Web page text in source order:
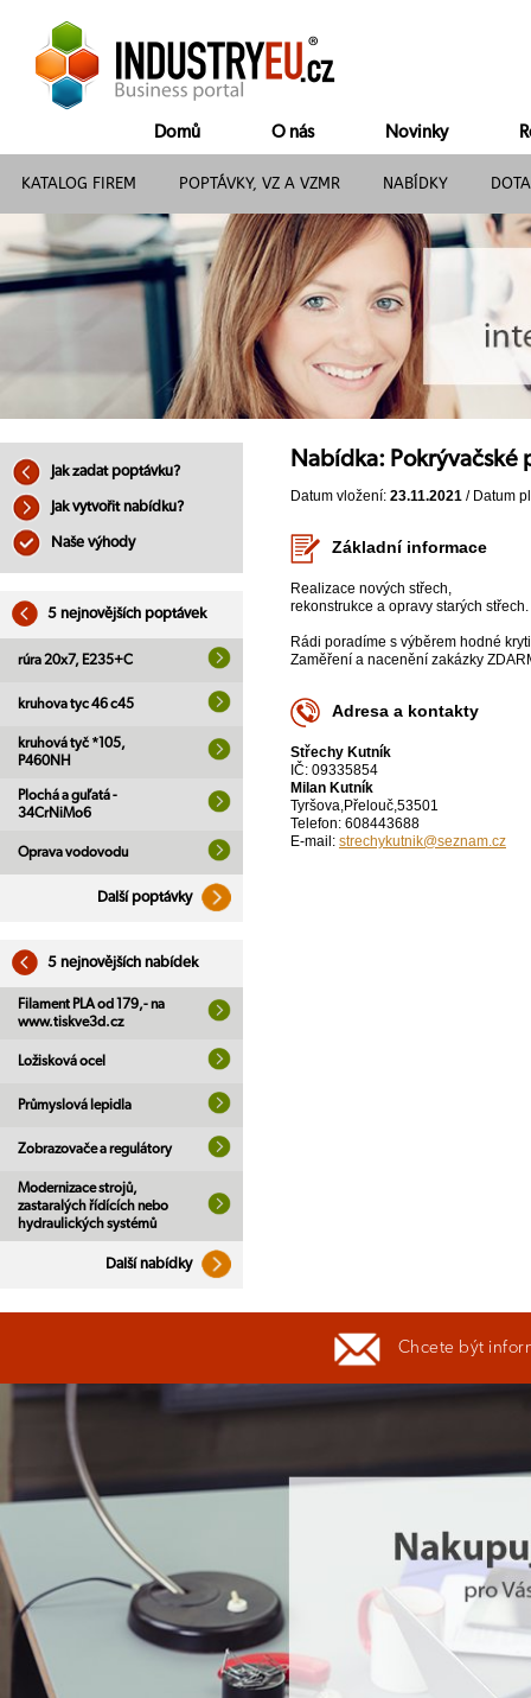
Domů O nás Novinky
KATALOG FIREM POPTÁVKY, VZ A VZMR NABÍDKY
Jak zadat poptávku?
Jak vytvořit nabídku?
Naše výhody
5 nejnovějších poptávek
rúra 20x7, E235+C
kruhova tyc 46 c45
kruhová tyč *105,
P460NH
Plochá a guľatá -
34CrNiMo6
Oprava vodovodu
Další poptávky
5 nejnovějších nabídek
Filament PLA od 179,- na
www.tiskve3d.cz
Ložisková ocel
Průmyslová lepidla
Zobrazovače a regulátory
Modernizace strojů,
zastaralých řídících nebo
hydraulických systémů
Další nabídky
Nabídka: Pokrývačské
Datum vložení: 23.11.2021 / Datum
Základní informace
Realizace nových střech,
rekonstrukce a opravy starých střech.
Rádi poradíme s výběrem hodné
Zaměření a nacenění zakázky
Adresa a kontakty
Střechy Kutník
IČ: 09335854
Milan Kutník
Tyršova,Přelouč,53501
Telefon: 608443688
E-mail: strechykutnik@seznam.cz
Chcete být